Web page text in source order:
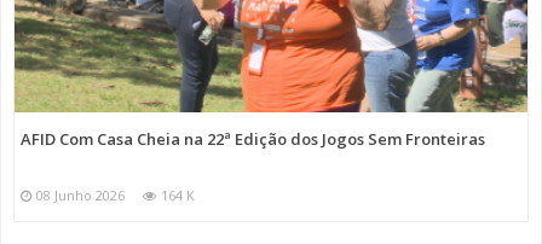
AFID Com Casa Cheia na 22ª Edição dos Jogos Sem Fronteiras
08 Junho 2026 164 K